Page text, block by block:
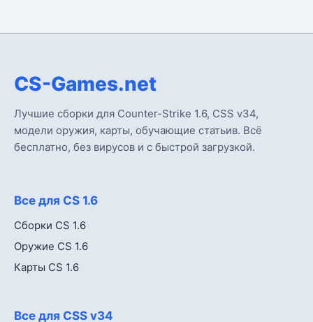
CS-Games.net
Лучшие сборки для Counter-Strike 1.6, CSS v34,
модели оружия, карты, обучающие статьив. Всё
бесплатно, без вирусов и с быстрой загрузкой.
Все для CS 1.6
Сборки CS 1.6
Оружие CS 1.6
Карты CS 1.6
Все для CSS v34